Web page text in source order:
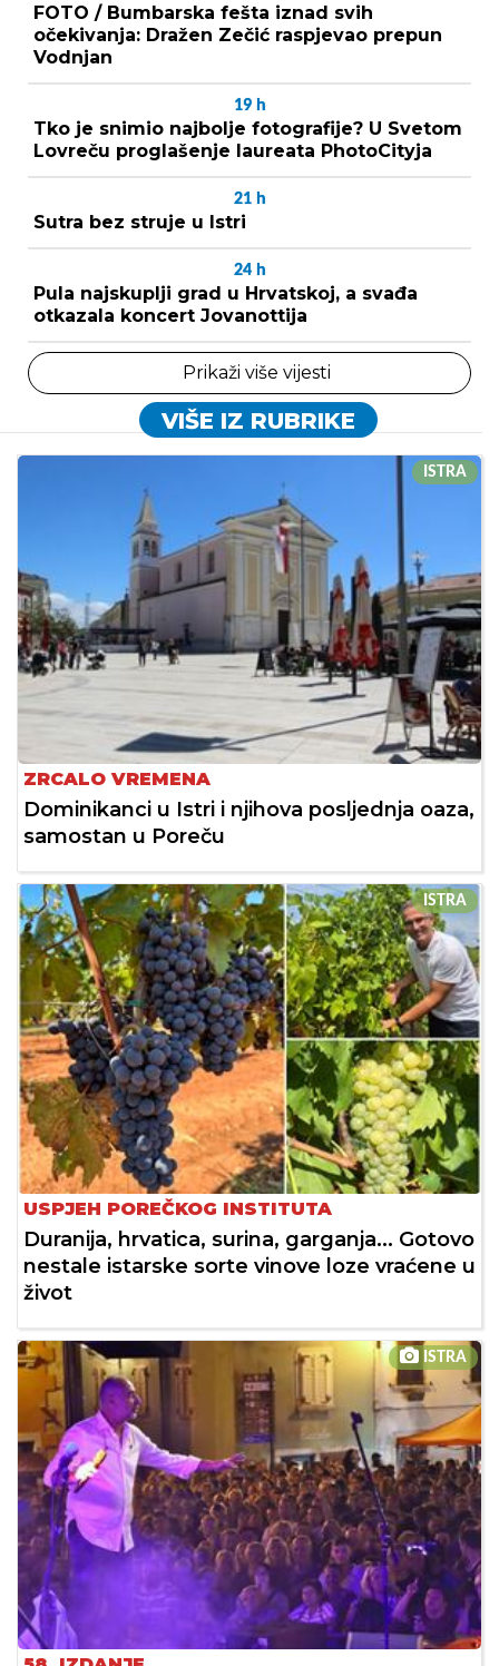
FOTO / Bumbarska fešta iznad svih
očekivanja: Dražen Zečić raspjevao prepun
Vodnjan
19 h
Tko je snimio najbolje fotografije? U Svetom
Lovreču proglašenje laureata PhotoCityja
21 h
Sutra bez struje u Istri
24 h
Pula najskuplji grad u Hrvatskoj, a svađa
otkazala koncert Jovanottija
Prikaži više vijesti
VIŠE IZ RUBRIKE
ISTRA
ZRCALO VREMENA
Dominikanci u Istri i njihova posljednja oaza,
samostan u Poreču
ISTRA
USPJEH POREČKOG INSTITUTA
Duranija, hrvatica, surina, garganja... Gotovo
nestale istarske sorte vinove loze vraćene u
život
ISTRA